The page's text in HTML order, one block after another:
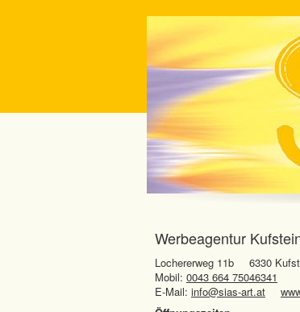
Werbeagentur
Lochererweg 11b
6330
Mobil: 0043 664 75046341
E-Mail: info@sias-art.at